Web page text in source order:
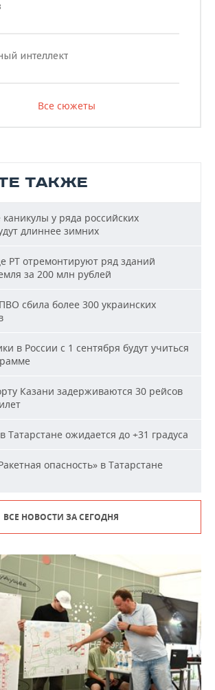
интеллект
Все сюжеты
ТАКЖЕ
у ряда российских
длиннее зимних
РТ отремонтируют ряд зданий
за 200 млн рублей
сбила более 300 украинских
в России с 1 сентября будут учиться
Казани задерживаются 30 рейсов
Татарстане ожидается до +31 градуса
опасность» в Татарстане
ВСЕ НОВОСТИ ЗА СЕГОДНЯ